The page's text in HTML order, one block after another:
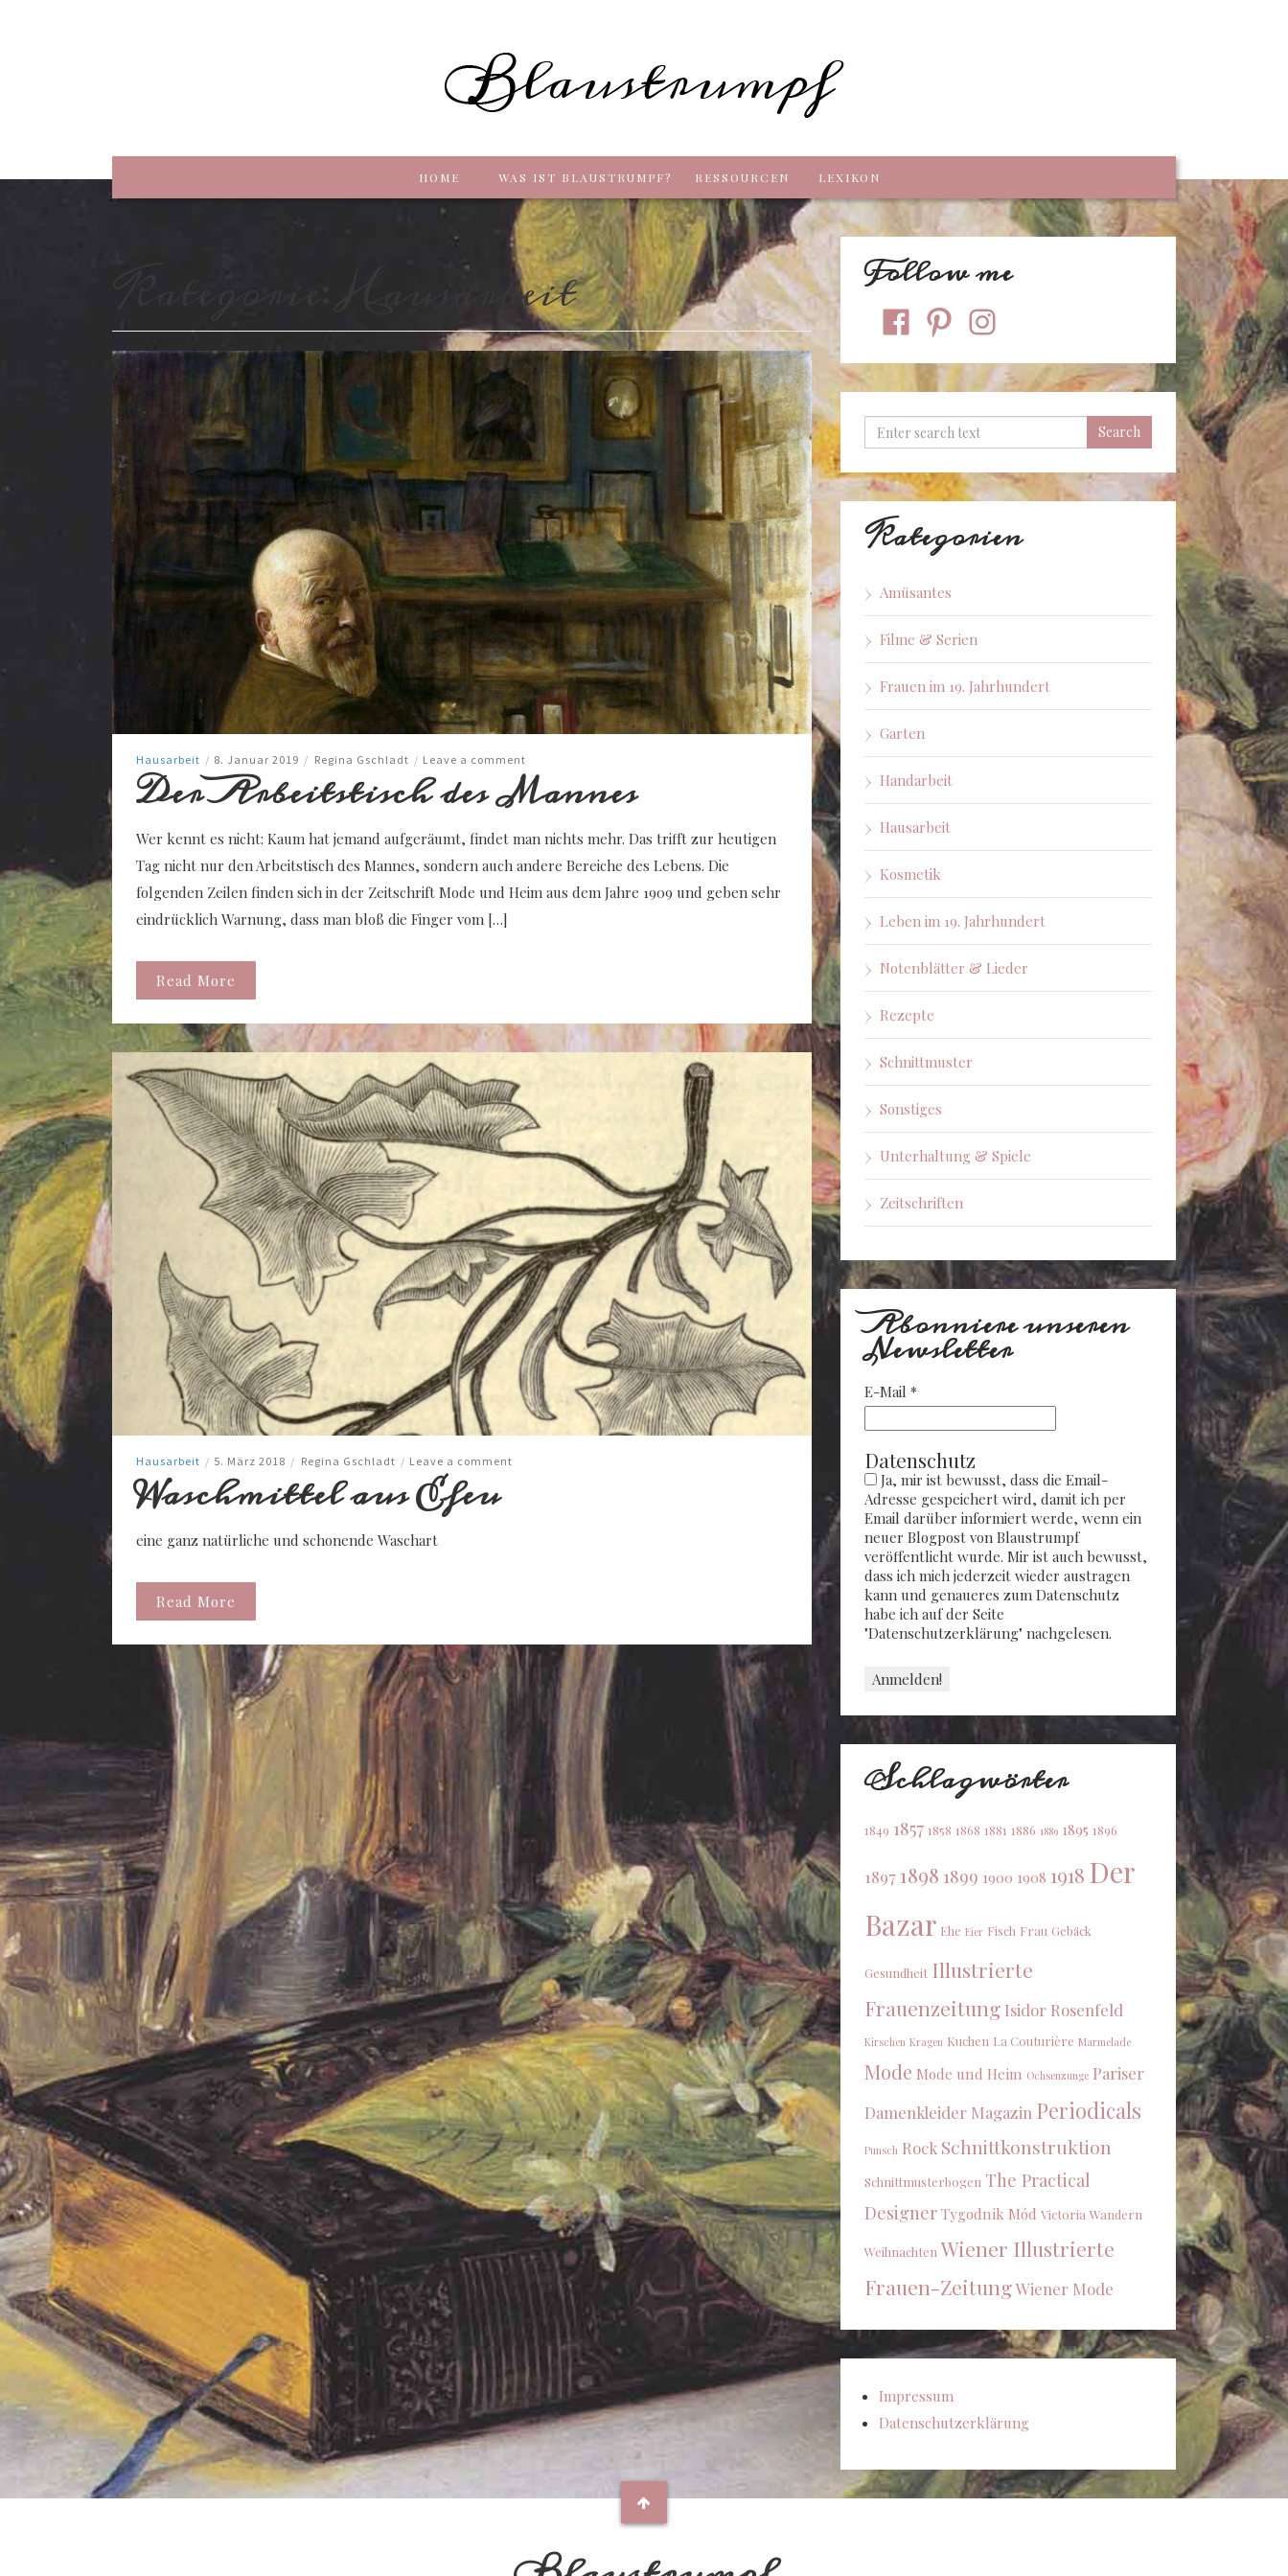
Blaustrumpf
HOME WAS IST BLAUSTRUMPF? RESSOURCEN LEXIKON
Hausarbeit
Hausarbeit / 8. Januar 2019 / Regina Gschladt / Leave a comment
Der Arbeitstisch des Mannes
Wer kennt es nicht: Kaum hat jemand aufgeräumt, findet man nichts mehr. Das trifft zur heutigen
Tag nicht nur den Arbeitstisch des Mannes, sondern auch andere Bereiche des Lebens. Die
folgenden Zeilen finden sich in der Zeitschrift Mode und Heim aus dem Jahre 1909 und geben sehr
eindrücklich Warnung, dass man bloß die Finger vom […]
Read More
Hausarbeit / 5. März 2018 / Regina Gschladt / Leave a comment
Waschmittel aus Efeu
eine ganz natürliche und schonende Waschart
Read More
Follow me
facebookpinterestinstagram
Kategorien
Amüsantes
Filme & Serien
Frauen im 19. Jahrhundert
Garten
Handarbeit
Hausarbeit
Kosmetik
Leben im 19. Jahrhundert
Notenblätter & Lieder
Rezepte
Schnittmuster
Sonstiges
Unterhaltung & Spiele
Zeitschriften
Abonniere unseren
Newsletter
E-Mail *
Datenschutz
Ja, mir ist bewusst, dass die Email-
Adresse gespeichert wird, damit ich per
Email darüber informiert werde, wenn ein
neuer Blogpost von Blaustrumpf
veröffentlicht wurde. Mir ist auch bewusst,
dass ich mich jederzeit wieder austragen
kann und genaueres zum Datenschutz
habe ich auf der Seite
"Datenschutzerklärung" nachgelesen.
Schlagwörter
1849 1857 1858 1868 1881 1886 1889 1895 1896
18971898 1899 1900 1908 1918 Der
Bazar Ehe Eier Fisch Frau Gebäck
Gesundheit Illustrierte
Frauenzeitung Isidor Rosenfeld
Kirschen Kragen Kuchen La Couturière Marmelade
Mode Mode und Heim Ochsenzunge Pariser
Damenkleider Magazin Periodicals
Punsch Rock Schnittkonstruktion
Schnittmusterbogen The Practical
Designer Tygodnik Mód Victoria Wandern
Weihnachten Wiener Illustrierte
Frauen-ZeitungWiener Mode
Impressum
Datenschutzerklärung